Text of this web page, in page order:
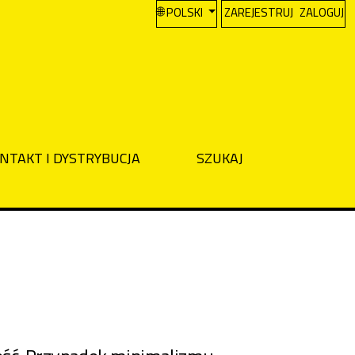
CHANGE THE LANGUAGE. THE
POLSKI ZAREJESTRUJ ZALOGUJ
I DYSTRYBUCJA SZUKAJ